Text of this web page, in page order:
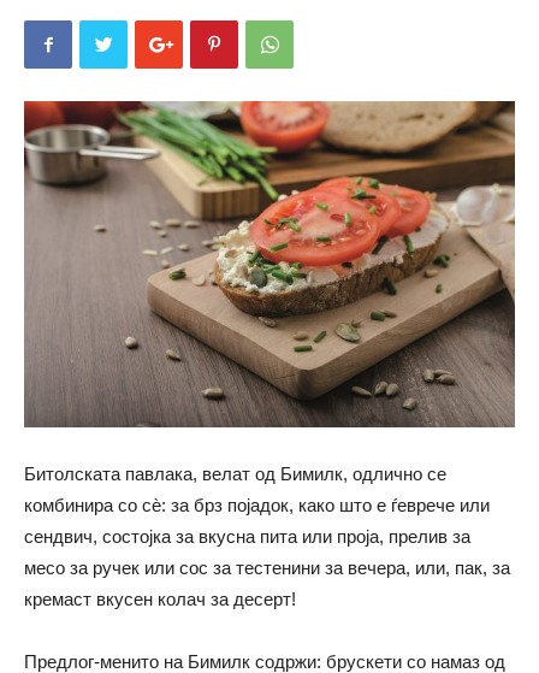
Битолската павлака, велат од Бимилк, одлично се
комбинира со сѐ: за брз појадок, како што е ѓеврече или
сендвич, состојка за вкусна пита или проја, прелив за
месо за ручек или сос за тестенини за вечера, или, пак, за
кремаст вкусен колач за десерт!
Предлог-менито на Бимилк содржи: брускети со намаз од